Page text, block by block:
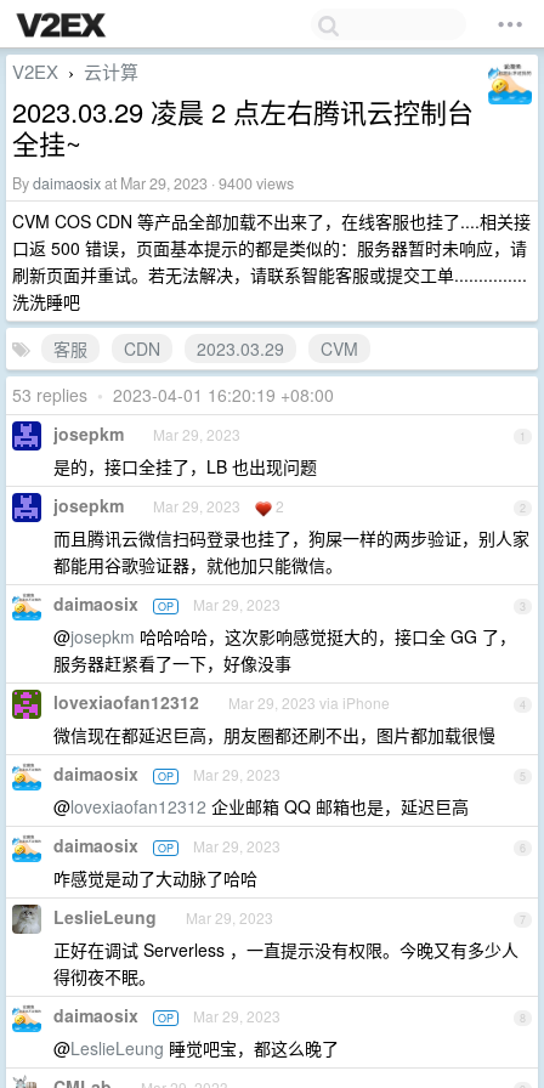
V2EX › 云计算
2023.03.29 凌晨 2 点左右腾讯云控制台
全挂~
Bydaimaosixat Mar 29, 2023 · 9400 views
CVM COS CDN 等产品全部加载不出来了，在线客服也挂了....相关接
口返 500 错误，页面基本提示的都是类似的：服务器暂时未响应，请
刷新页面并重试。若无法解决，请联系智能客服或提交工单...............
洗洗睡吧
客服
CDN 2023.03.29
CVM
53 replies • 2023-04-01 16:20:19 +08:00
1
josepkm Mar 29, 2023
是的，接口全挂了，LB 也出现问题
2
josepkm Mar 29, 2023 2
而且腾讯云微信扫码登录也挂了，狗屎一样的两步验证，别人家
都能用谷歌验证器，就他加只能微信。
3
daimaosix OP Mar 29, 2023
@josepkm 哈哈哈哈，这次影响感觉挺大的，接口全 GG 了，
服务器赶紧看了一下，好像没事
4
lovexiaofan12312 Mar 29, 2023 via iPhone
微信现在都延迟巨高，朋友圈都还刷不出，图片都加载很慢
5
daimaosix OP Mar 29, 2023
@lovexiaofan12312 企业邮箱 QQ 邮箱也是，延迟巨高
6
daimaosix OP Mar 29, 2023
咋感觉是动了大动脉了哈哈
7
LeslieLeung Mar 29, 2023
正好在调试 Serverless ，一直提示没有权限。今晚又有多少人
得彻夜不眠。
8
daimaosix OP Mar 29, 2023
@LeslieLeung 睡觉吧宝，都这么晚了